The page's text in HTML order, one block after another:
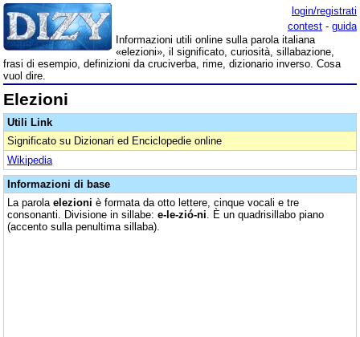
login/registrati
contest - guida
Informazioni utili online sulla parola italiana
«elezioni», il significato, curiosità, sillabazione,
frasi di esempio, definizioni da cruciverba, rime, dizionario inverso. Cosa
vuol dire.
Elezioni
Utili Link
Significato su Dizionari ed Enciclopedie online
Wikipedia
Informazioni di base
La parola elezioni è formata da otto lettere, cinque vocali e tre
consonanti. Divisione in sillabe: e-le-zió-ni . È un quadrisillabo piano
(accento sulla penultima sillaba).